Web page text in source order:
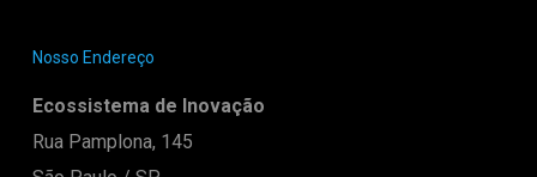
Nosso Endereço
Ecossistema de Inovação
Rua Pamplona, 145